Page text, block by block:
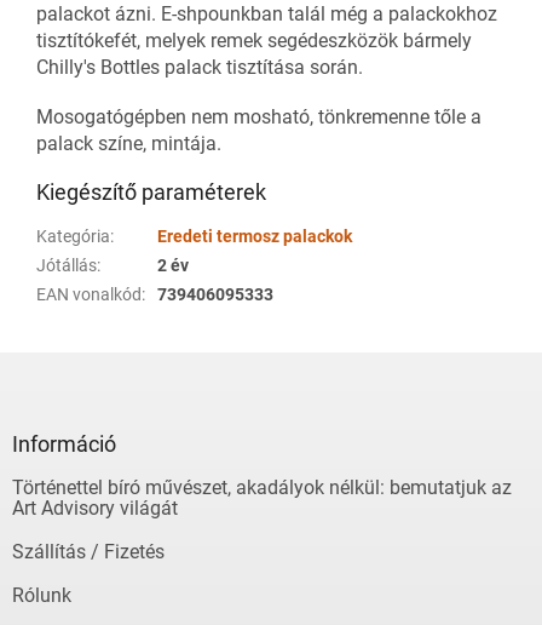
palackot ázni. E-shpounkban talál még a palackokhoz
tisztítókefét, melyek remek segédeszközök bármely
Chilly's Bottles palack tisztítása során.
Mosogatógépben nem mosható, tönkremenne tőle a
palack színe, mintája.
Kiegészítő paraméterek
Kategória:
Eredeti termosz palackok
Jótállás:
2 év
EAN vonalkód: 739406095333
Információ
Történettel bíró művészet, akadályok nélkül: bemutatjuk az
Art Advisory világát
Szállítás / Fizetés
Rólunk